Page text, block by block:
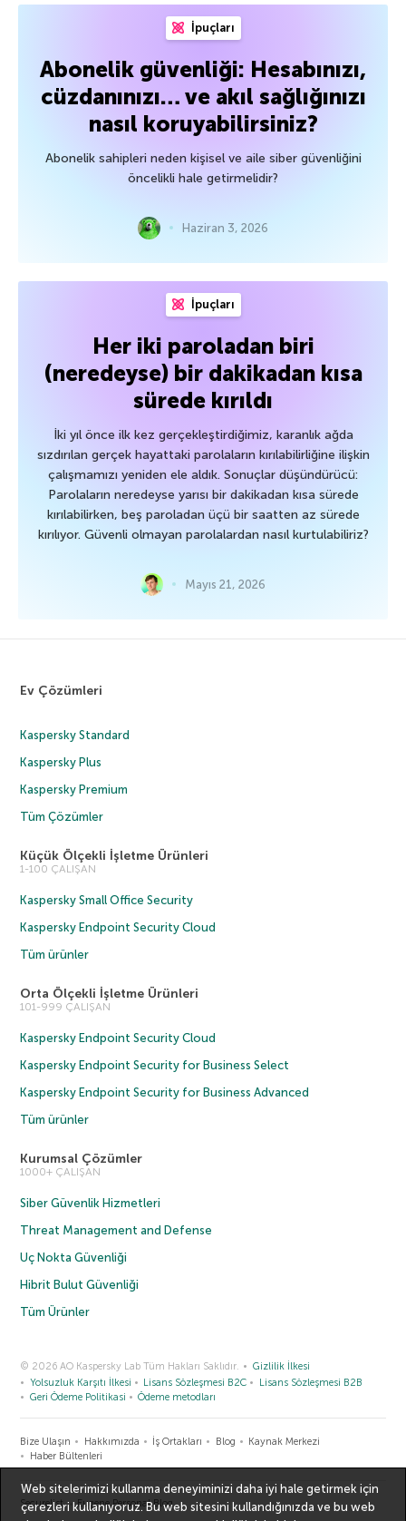
İpuçları
Abonelik güvenliği: Hesabınızı,
cüzdanınızı… ve akıl sağlığınızı
nasıl koruyabilirsiniz?
Abonelik sahipleri neden kişisel ve aile siber güvenliğini
öncelikli hale getirmelidir?
Haziran 3, 2026
İpuçları
Her iki paroladan biri
(neredeyse) bir dakikadan kısa
sürede kırıldı
İki yıl önce ilk kez gerçekleştirdiğimiz, karanlık ağda
sızdırılan gerçek hayattaki parolaların kırılabilirliğine ilişkin
çalışmamızı yeniden ele aldık. Sonuçlar düşündürücü:
Parolaların neredeyse yarısı bir dakikadan kısa sürede
kırılabilirken, beş paroladan üçü bir saatten az sürede
kırılıyor. Güvenli olmayan parolalardan nasıl kurtulabiliriz?
Mayıs 21, 2026
Ev Çözümleri
Kaspersky Standard
Kaspersky Plus
Kaspersky Premium
Tüm Çözümler
Küçük Ölçekli İşletme Ürünleri
1-100 ÇALIŞAN
Kaspersky Small Office Security
Kaspersky Endpoint Security Cloud
Tüm ürünler
Orta Ölçekli İşletme Ürünleri
101-999 ÇALIŞAN
Kaspersky Endpoint Security Cloud
Kaspersky Endpoint Security for Business Select
Kaspersky Endpoint Security for Business Advanced
Tüm ürünler
Kurumsal Çözümler
1000+ ÇALIŞAN
Siber Güvenlik Hizmetleri
Threat Management and Defense
Uç Nokta Güvenliği
Hibrit Bulut Güvenliği
Tüm Ürünler
© 2026 AO Kaspersky Lab Tüm Hakları Saklıdır.
Gizlilik İlkesi
Yolsuzluk Karşıtı İlkesi
Lisans Sözleşmesi B2C
Lisans Sözleşmesi B2B
Geri Ödeme Politikasi
Ödeme metodları
Bize Ulaşın Hakkımızda İş Ortakları Blog
Kaynak Merkezi
Haber Bültenleri
Securelist Eugene Personal Blog
Web sitelerimizi kullanma deneyiminizi daha iyi hale getirmek için
çerezleri kullanıyoruz. Bu web sitesini kullandığınızda ve bu web